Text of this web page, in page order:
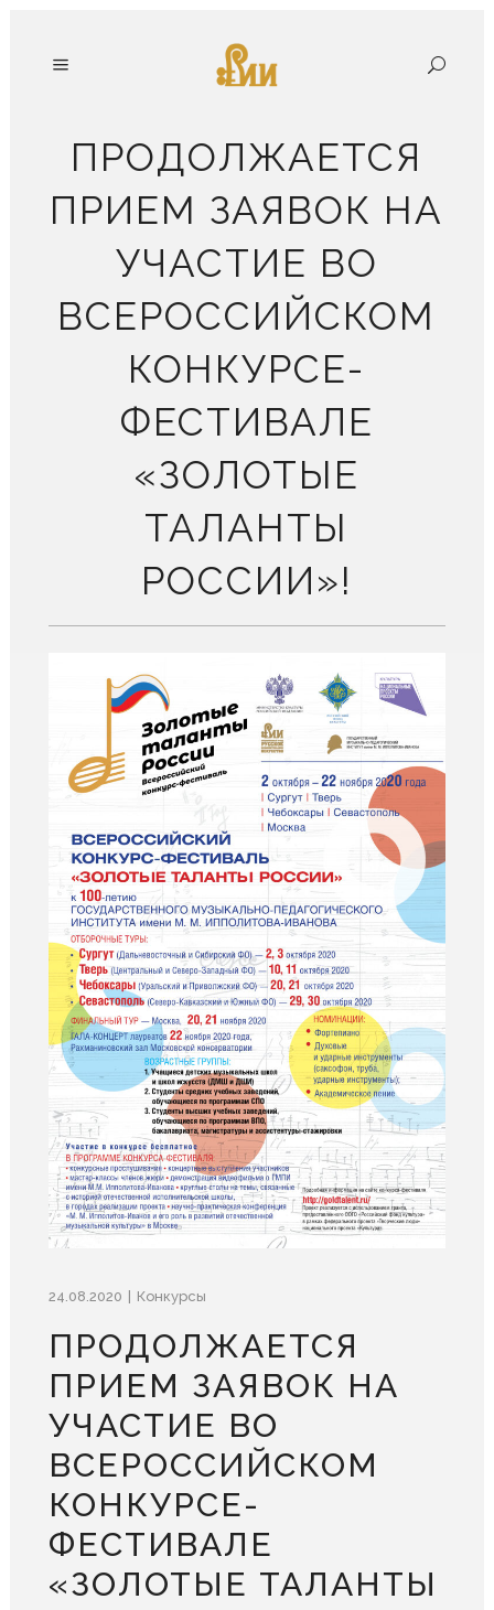
ПРОДОЛЖАЕТСЯ
ПРИЕМ ЗАЯВОК НА
УЧАСТИЕ ВО
ВСЕРОССИЙСКОМ
КОНКУРСЕ-
ФЕСТИВАЛЕ
«ЗОЛОТЫЕ
ТАЛАНТЫ
РОССИИ»!
24.08.2020 Конкурсы
ПРОДОЛЖАЕТСЯ
ПРИЕМ ЗАЯВОК НА
УЧАСТИЕ ВО
ВСЕРОССИЙСКОМ
КОНКУРСЕ-
ФЕСТИВАЛЕ
«ЗОЛОТЫЕ ТАЛАНТЫ